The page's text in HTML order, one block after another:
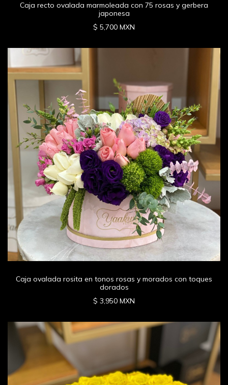
Caja recto ovalada marmoleada con 75 rosas y gerbera
japonesa
$ 5,700 MXN
Caja ovalada rosita en tonos rosas y morados con toques
dorados
$ 3,950 MXN